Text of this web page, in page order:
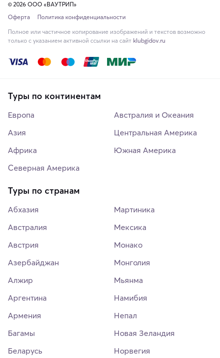
© 2026 ООО «ВАУТРИП»
Оферта
Политика конфиденциальности
Полное или частичное копирование изображений и текстов возможно
только с указанием активной ссылки на сайт klubgidov.ru
Туры по континентам
Европа
Азия
Африка
Северная Америка
Австралия и Океания
Центральная Америка
Южная Америка
Туры по странам
Абхазия
Австралия
Австрия
Азербайджан
Алжир
Аргентина
Армения
Багамы
Беларусь
Мартиника
Мексика
Монако
Монголия
Мьянма
Намибия
Непал
Новая Зеландия
Норвегия